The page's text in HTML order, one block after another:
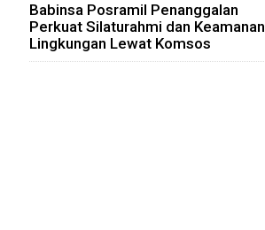
Babinsa Posramil Penanggalan
Perkuat Silaturahmi dan Keamanan
Lingkungan Lewat Komsos